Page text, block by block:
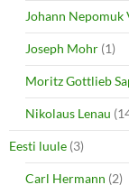
Johann Nepomuk
Joseph Mohr (1)
Moritz Gottlieb
Nikolaus Lenau
Eesti luule (3)
Carl Hermann (2)